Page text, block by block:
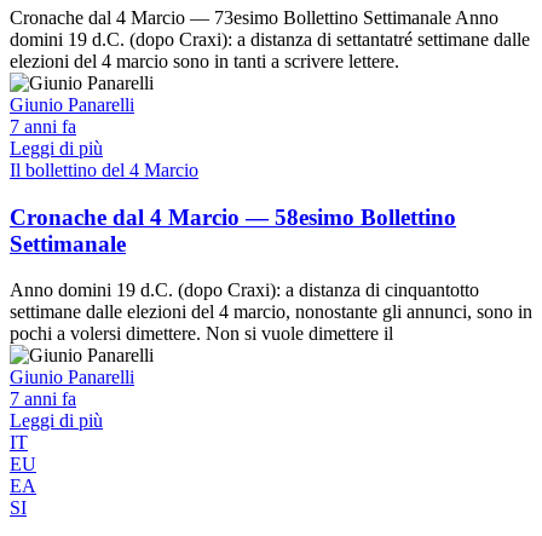
Cronache dal 4 Marcio — 73esimo Bollettino Settimanale Anno
domini 19 d.C. (dopo Craxi): a distanza di settantatré settimane dalle
elezioni del 4 marcio sono in tanti a scrivere lettere.
Giunio Panarelli
7 anni fa
Leggi di più
Il bollettino del 4 Marcio
Cronache dal 4 Marcio — 58esimo Bollettino
Settimanale
Anno domini 19 d.C. (dopo Craxi): a distanza di cinquantotto
settimane dalle elezioni del 4 marcio, nonostante gli annunci, sono in
pochi a volersi dimettere. Non si vuole dimettere il
Giunio Panarelli
7 anni fa
Leggi di più
IT
EU
EA
SI